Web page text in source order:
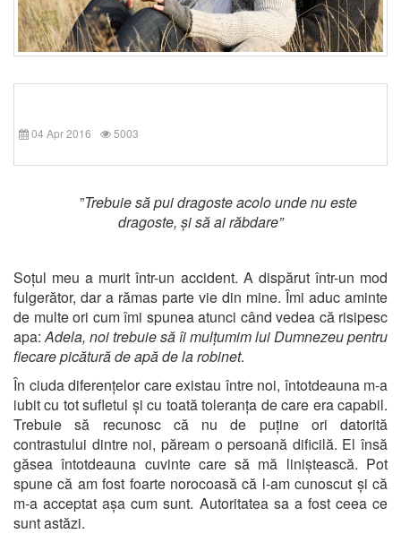
04 Apr 2016 5003
”Trebuie să pui dragoste acolo unde nu este
dragoste, și să ai răbdare”
Soțul meu a murit într-un accident. A dispărut într-un mod
fulgerător, dar a rămas parte vie din mine. Îmi aduc aminte
de multe ori cum îmi spunea atunci când vedea că risipesc
apa: Adela, noi trebuie să îi mulțumim lui Dumnezeu pentru
fiecare picătură de apă de la robinet.
În ciuda diferențelor care existau între noi, întotdeauna m-a
iubit cu tot sufletul și cu toată toleranța de care era capabil.
Trebuie să recunosc că nu de puține ori datorită
contrastului dintre noi, păream o persoană dificilă. El însă
găsea întotdeauna cuvinte care să mă liniștească. Pot
spune că am fost foarte norocoasă că l-am cunoscut și că
m-a acceptat așa cum sunt. Autoritatea sa a fost ceea ce
sunt astăzi.